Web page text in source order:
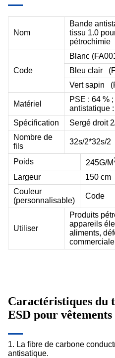
Nom
Bande
tissu 1.0
pétrochimie
Code
Blanc (
Bleu clair
Vert sapin
Matériel
PSE : 64 %
antistatique
Spécification
Sergé droit
Nombre de
fils
32s/2*32s/2
Poids 245G/M
Largeur
150 cm
Couleur
(personnalisable)
Code
Utiliser
Produits
appareils
aliments,
Caractéristiques du
ESD pour
1. La fibre de carbone
antisatique.